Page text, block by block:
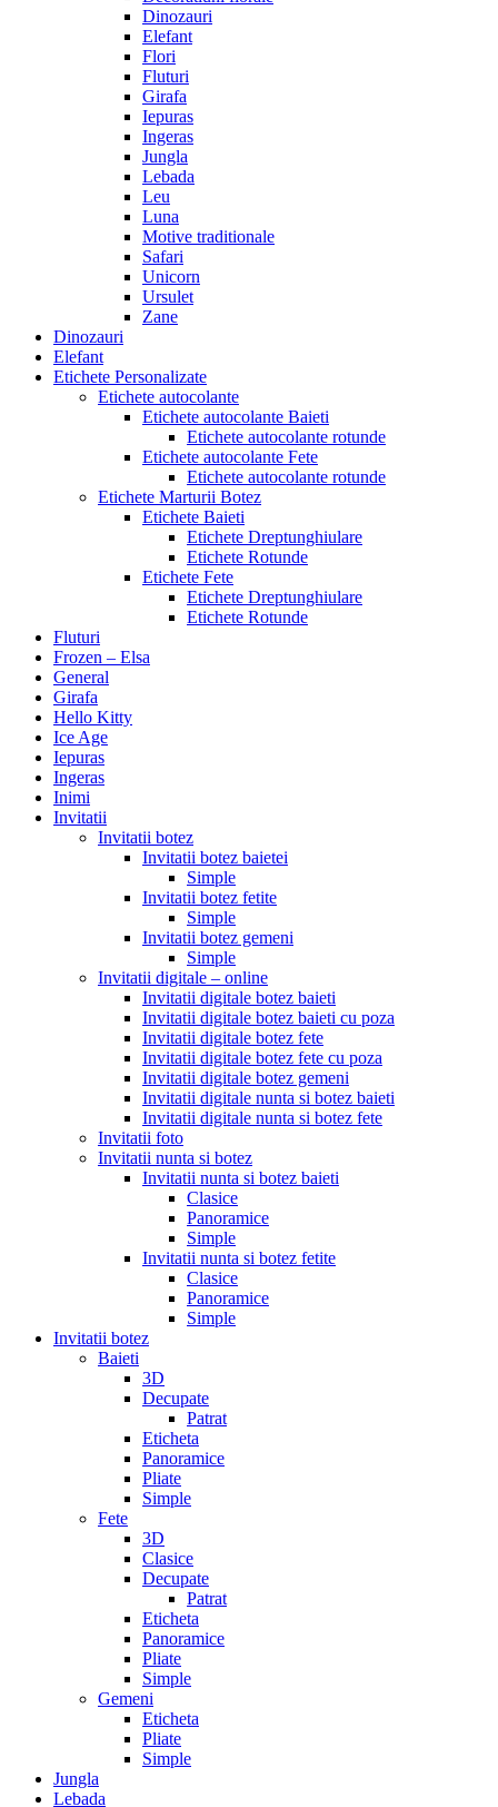
Dinozauri
Elefant
Flori
Fluturi
Girafa
Iepuras
Ingeras
Jungla
Lebada
Leu
Luna
Motive traditionale
Safari
Unicorn
Ursulet
Zane
Dinozauri
Elefant
Etichete Personalizate
Etichete autocolante
Etichete autocolante Baieti
Etichete autocolante rotunde
Etichete autocolante Fete
Etichete autocolante rotunde
Etichete Marturii Botez
Etichete Baieti
Etichete Dreptunghiulare
Etichete Rotunde
Etichete Fete
Etichete Dreptunghiulare
Etichete Rotunde
Fluturi
Frozen – Elsa
General
Girafa
Hello Kitty
Ice Age
Iepuras
Ingeras
Inimi
Invitatii
Invitatii botez
Invitatii botez baietei
Simple
Invitatii botez fetite
Simple
Invitatii botez gemeni
Simple
Invitatii digitale – online
Invitatii digitale botez baieti
Invitatii digitale botez baieti cu poza
Invitatii digitale botez fete
Invitatii digitale botez fete cu poza
Invitatii digitale botez gemeni
Invitatii digitale nunta si botez baieti
Invitatii digitale nunta si botez fete
Invitatii foto
Invitatii nunta si botez
Invitatii nunta si botez baieti
Clasice
Panoramice
Simple
Invitatii nunta si botez fetite
Clasice
Panoramice
Simple
Invitatii botez
Baieti
3D
Decupate
Patrat
Eticheta
Panoramice
Pliate
Simple
Fete
3D
Clasice
Decupate
Patrat
Eticheta
Panoramice
Pliate
Simple
Gemeni
Eticheta
Pliate
Simple
Jungla
Lebada